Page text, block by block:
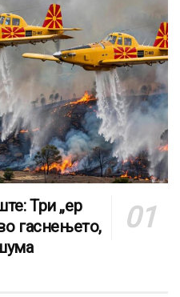
Три „ер
гаснењето,